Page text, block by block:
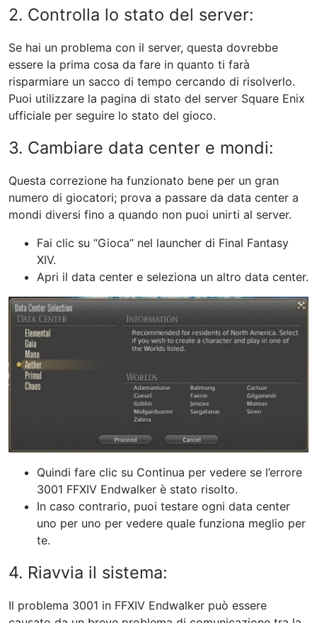
2. Controlla lo stato del server:
Se hai un problema con il server, questa dovrebbe
essere la prima cosa da fare in quanto ti farà
risparmiare un sacco di tempo cercando di risolverlo.
Puoi utilizzare la pagina di stato del server Square Enix
ufficiale per seguire lo stato del gioco.
3. Cambiare data center e mondi:
Questa correzione ha funzionato bene per un gran
numero di giocatori; prova a passare da data center a
mondi diversi fino a quando non puoi unirti al server.
Fai clic su “Gioca” nel launcher di Final Fantasy
XIV.
Apri il data center e seleziona un altro data center.
Quindi fare clic su Continua per vedere se l’errore
3001 FFXIV Endwalker è stato risolto.
In caso contrario, puoi testare ogni data center
uno per uno per vedere quale funziona meglio per
te.
4. Riavvia il sistema:
Il problema 3001 in FFXIV Endwalker può essere